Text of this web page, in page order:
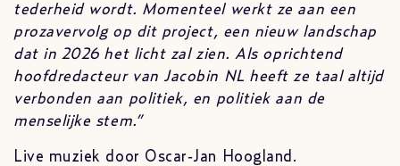
tederheid wordt. Momenteel werkt ze aan een
prozavervolg op dit project, een nieuw landschap
dat in 2026 het licht zal zien. Als oprichtend
hoofdredacteur van Jacobin NL heeft ze taal altijd
verbonden aan politiek, en politiek aan de
menselijke stem.”
Live muziek door Oscar‑Jan Hoogland.